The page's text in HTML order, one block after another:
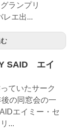
ランプリ
レエ出...
SAID エイ
ていたサーク
の同窓会の一
エイミー・セ
...